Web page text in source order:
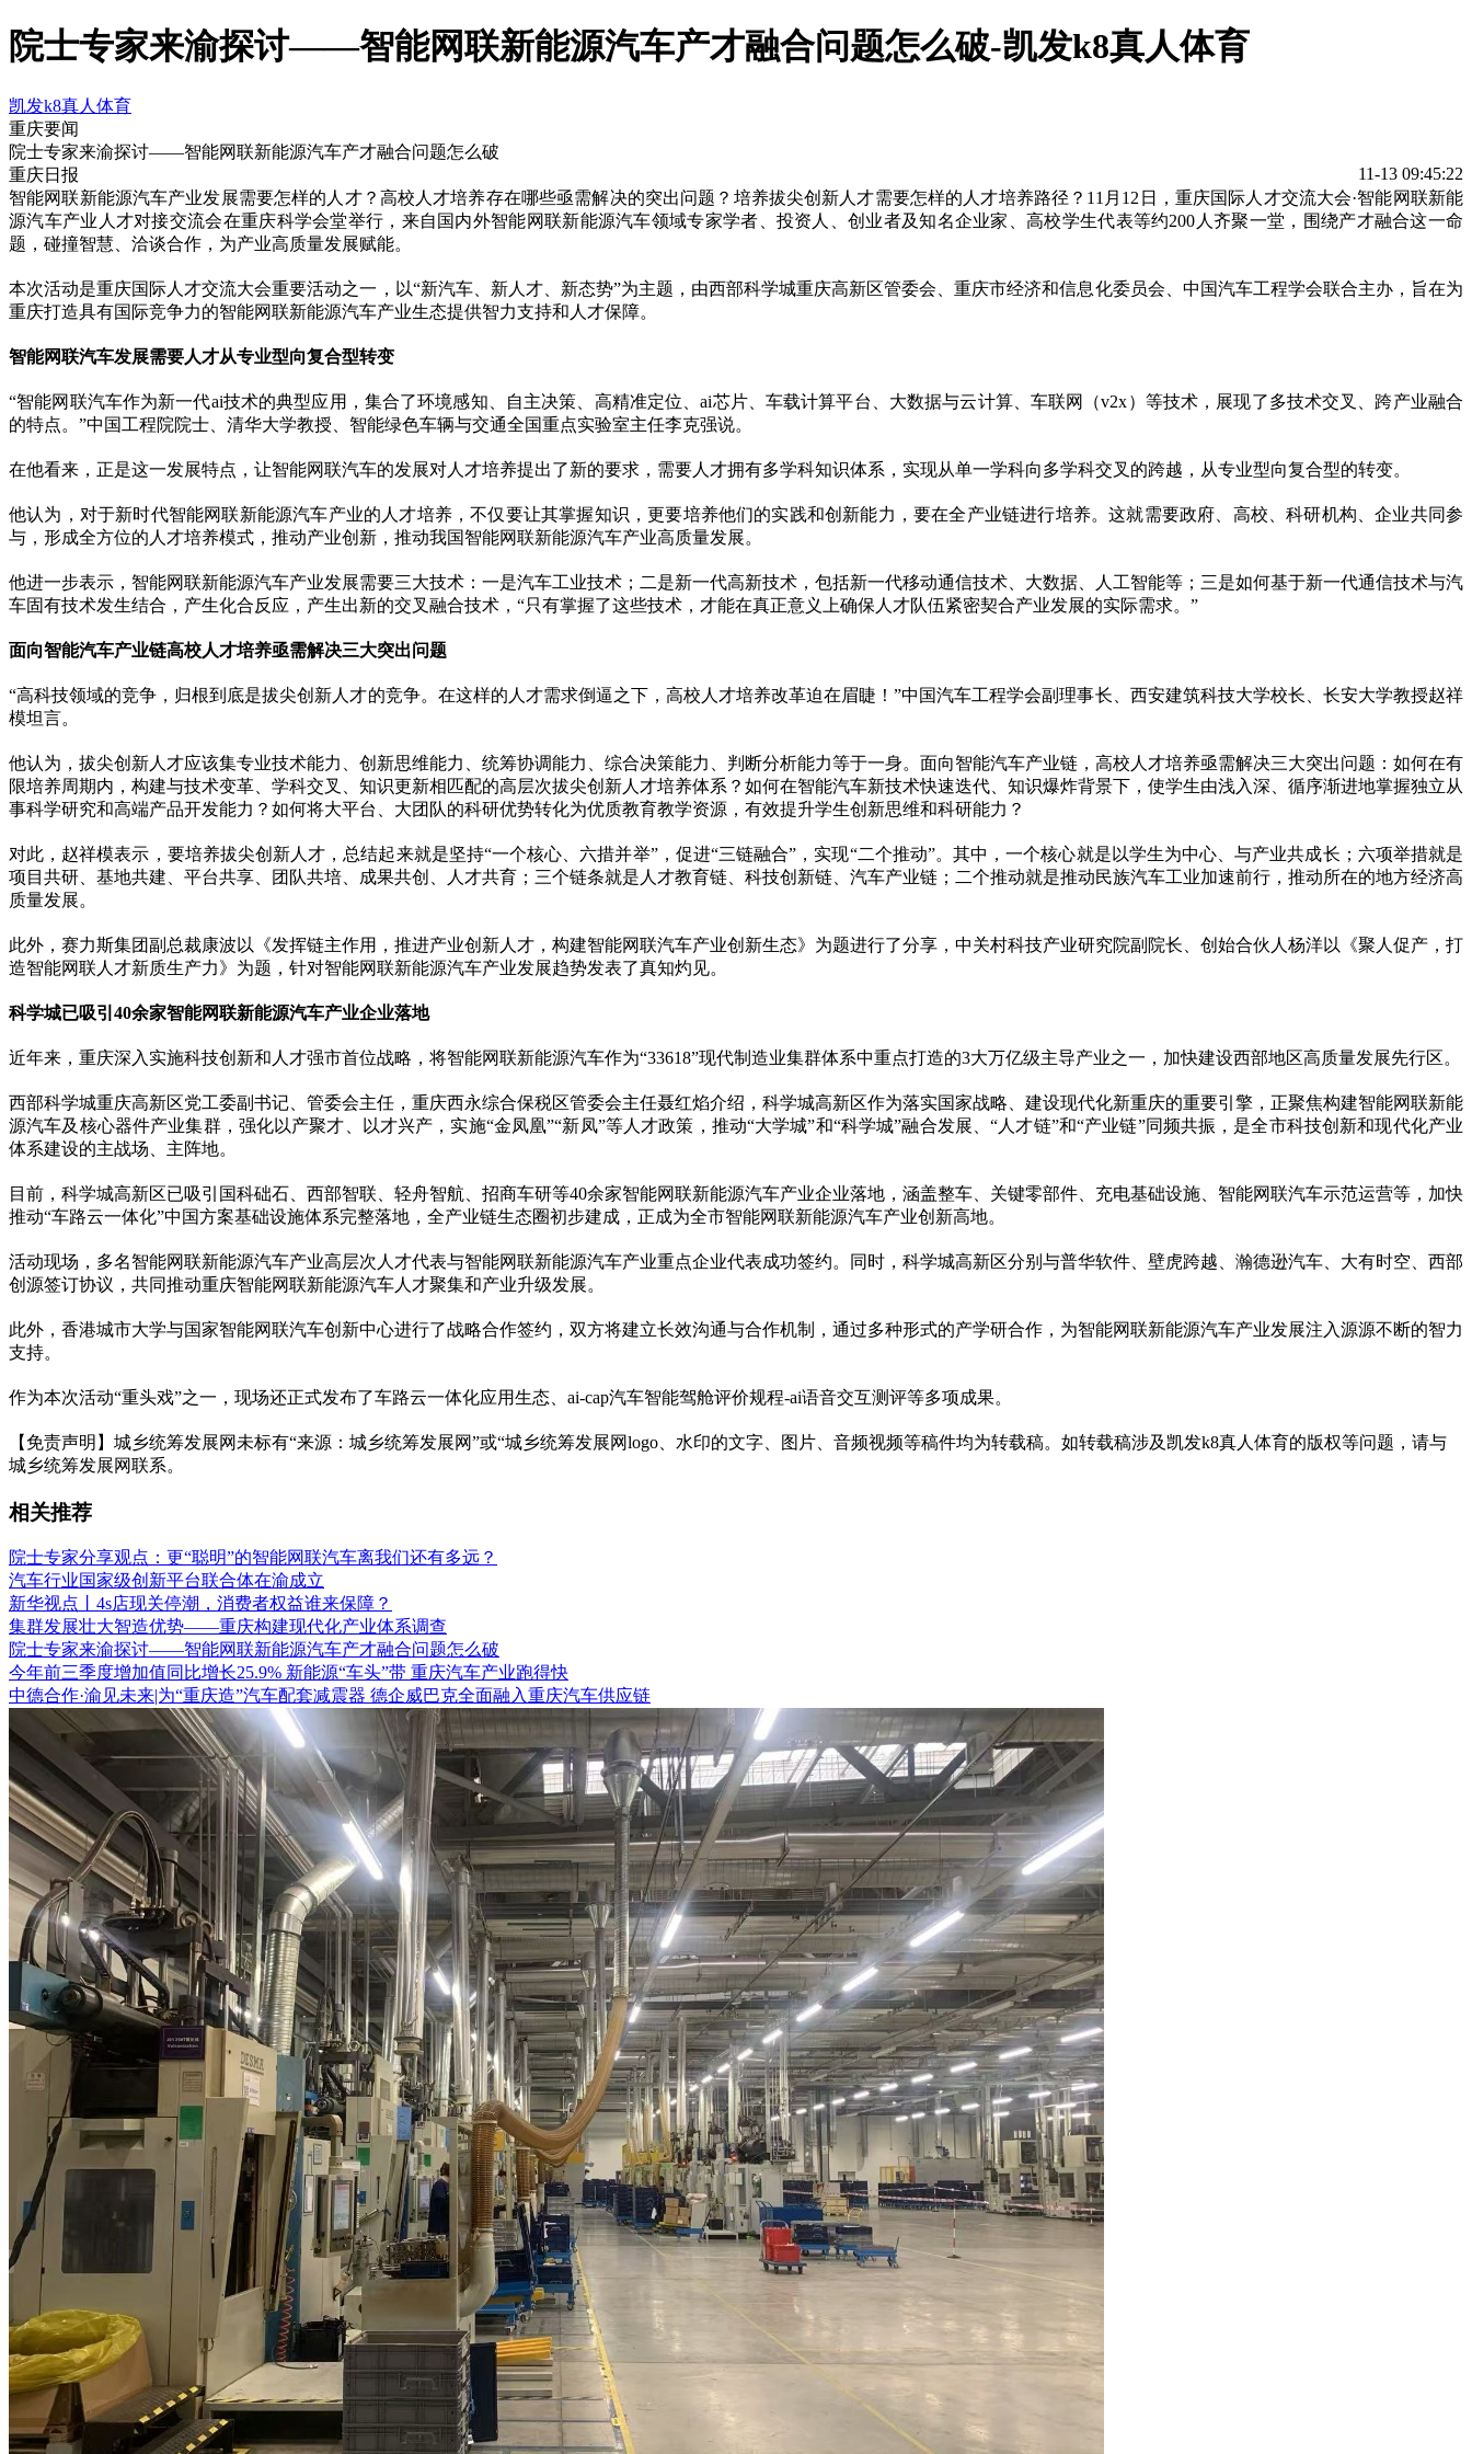
院士专家来渝探讨——智能网联新能源汽车产才融合问题怎么破-凯发k8真人体育
凯发k8真人体育
重庆要闻
院士专家来渝探讨——智能网联新能源汽车产才融合问题怎么破
重庆日报
11-13 09:45:22
智能网联新能源汽车产业发展需要怎样的人才？高校人才培养存在哪些亟需解决的突出问题？培养拔尖创新人才需要怎样的人才培养路径？11月12日，重庆国际人才交流大会·智能网联新能
源汽车产业人才对接交流会在重庆科学会堂举行，来自国内外智能网联新能源汽车领域专家学者、投资人、创业者及知名企业家、高校学生代表等约200人齐聚一堂，围绕产才融合这一命
题，碰撞智慧、洽谈合作，为产业高质量发展赋能。
本次活动是重庆国际人才交流大会重要活动之一，以“新汽车、新人才、新态势”为主题，由西部科学城重庆高新区管委会、重庆市经济和信息化委员会、中国汽车工程学会联合主办，旨在为
重庆打造具有国际竞争力的智能网联新能源汽车产业生态提供智力支持和人才保障。
智能网联汽车发展需要人才从专业型向复合型转变
“智能网联汽车作为新一代ai技术的典型应用，集合了环境感知、自主决策、高精准定位、ai芯片、车载计算平台、大数据与云计算、车联网（v2x）等技术，展现了多技术交叉、跨产业融合
的特点。”中国工程院院士、清华大学教授、智能绿色车辆与交通全国重点实验室主任李克强说。
在他看来，正是这一发展特点，让智能网联汽车的发展对人才培养提出了新的要求，需要人才拥有多学科知识体系，实现从单一学科向多学科交叉的跨越，从专业型向复合型的转变。
他认为，对于新时代智能网联新能源汽车产业的人才培养，不仅要让其掌握知识，更要培养他们的实践和创新能力，要在全产业链进行培养。这就需要政府、高校、科研机构、企业共同参
与，形成全方位的人才培养模式，推动产业创新，推动我国智能网联新能源汽车产业高质量发展。
他进一步表示，智能网联新能源汽车产业发展需要三大技术：一是汽车工业技术；二是新一代高新技术，包括新一代移动通信技术、大数据、人工智能等；三是如何基于新一代通信技术与汽
车固有技术发生结合，产生化合反应，产生出新的交叉融合技术，“只有掌握了这些技术，才能在真正意义上确保人才队伍紧密契合产业发展的实际需求。”
面向智能汽车产业链高校人才培养亟需解决三大突出问题
“高科技领域的竞争，归根到底是拔尖创新人才的竞争。在这样的人才需求倒逼之下，高校人才培养改革迫在眉睫！”中国汽车工程学会副理事长、西安建筑科技大学校长、长安大学教授赵祥
模坦言。
他认为，拔尖创新人才应该集专业技术能力、创新思维能力、统筹协调能力、综合决策能力、判断分析能力等于一身。面向智能汽车产业链，高校人才培养亟需解决三大突出问题：如何在有
限培养周期内，构建与技术变革、学科交叉、知识更新相匹配的高层次拔尖创新人才培养体系？如何在智能汽车新技术快速迭代、知识爆炸背景下，使学生由浅入深、循序渐进地掌握独立从
事科学研究和高端产品开发能力？如何将大平台、大团队的科研优势转化为优质教育教学资源，有效提升学生创新思维和科研能力？
对此，赵祥模表示，要培养拔尖创新人才，总结起来就是坚持“一个核心、六措并举”，促进“三链融合”，实现“二个推动”。其中，一个核心就是以学生为中心、与产业共成长；六项举措就是
项目共研、基地共建、平台共享、团队共培、成果共创、人才共育；三个链条就是人才教育链、科技创新链、汽车产业链；二个推动就是推动民族汽车工业加速前行，推动所在的地方经济高
质量发展。
此外，赛力斯集团副总裁康波以《发挥链主作用，推进产业创新人才，构建智能网联汽车产业创新生态》为题进行了分享，中关村科技产业研究院副院长、创始合伙人杨洋以《聚人促产，打
造智能网联人才新质生产力》为题，针对智能网联新能源汽车产业发展趋势发表了真知灼见。
科学城已吸引40余家智能网联新能源汽车产业企业落地
近年来，重庆深入实施科技创新和人才强市首位战略，将智能网联新能源汽车作为“33618”现代制造业集群体系中重点打造的3大万亿级主导产业之一，加快建设西部地区高质量发展先行区。
西部科学城重庆高新区党工委副书记、管委会主任，重庆西永综合保税区管委会主任聂红焰介绍，科学城高新区作为落实国家战略、建设现代化新重庆的重要引擎，正聚焦构建智能网联新能
源汽车及核心器件产业集群，强化以产聚才、以才兴产，实施“金凤凰”“新凤”等人才政策，推动“大学城”和“科学城”融合发展、“人才链”和“产业链”同频共振，是全市科技创新和现代化产业
体系建设的主战场、主阵地。
目前，科学城高新区已吸引国科础石、西部智联、轻舟智航、招商车研等40余家智能网联新能源汽车产业企业落地，涵盖整车、关键零部件、充电基础设施、智能网联汽车示范运营等，加快
推动“车路云一体化”中国方案基础设施体系完整落地，全产业链生态圈初步建成，正成为全市智能网联新能源汽车产业创新高地。
活动现场，多名智能网联新能源汽车产业高层次人才代表与智能网联新能源汽车产业重点企业代表成功签约。同时，科学城高新区分别与普华软件、壁虎跨越、瀚德逊汽车、大有时空、西部
创源签订协议，共同推动重庆智能网联新能源汽车人才聚集和产业升级发展。
此外，香港城市大学与国家智能网联汽车创新中心进行了战略合作签约，双方将建立长效沟通与合作机制，通过多种形式的产学研合作，为智能网联新能源汽车产业发展注入源源不断的智力
支持。
作为本次活动“重头戏”之一，现场还正式发布了车路云一体化应用生态、ai-cap汽车智能驾舱评价规程-ai语音交互测评等多项成果。
【免责声明】城乡统筹发展网未标有“来源：城乡统筹发展网”或“城乡统筹发展网logo、水印的文字、图片、音频视频等稿件均为转载稿。如转载稿涉及凯发k8真人体育的版权等问题，请与
城乡统筹发展网联系。
相关推荐
院士专家分享观点：更“聪明”的智能网联汽车离我们还有多远？
汽车行业国家级创新平台联合体在渝成立
新华视点丨4s店现关停潮，消费者权益谁来保障？
集群发展壮大智造优势——重庆构建现代化产业体系调查
院士专家来渝探讨——智能网联新能源汽车产才融合问题怎么破
今年前三季度增加值同比增长25.9% 新能源“车头”带 重庆汽车产业跑得快
中德合作·渝见未来|为“重庆造”汽车配套减震器 德企威巴克全面融入重庆汽车供应链